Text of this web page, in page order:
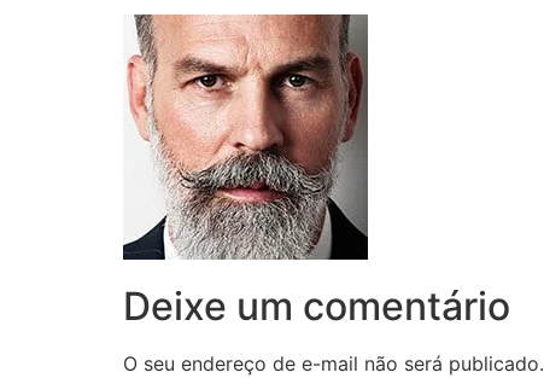
Deixe um comentário
O seu endereço de e-mail não será publicado.